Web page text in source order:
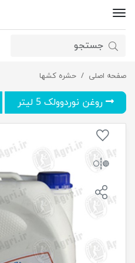
صفحه اصلی حشره کشهاروغن نوردوولک 10 لیتر
روغن نوردوولک 5 لیتر